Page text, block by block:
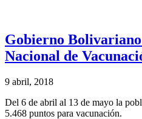
Gobierno
Nacional de
9 abril, 2018
Del 6 de abril al 13 de mayo la
5.468 puntos para vacunación.